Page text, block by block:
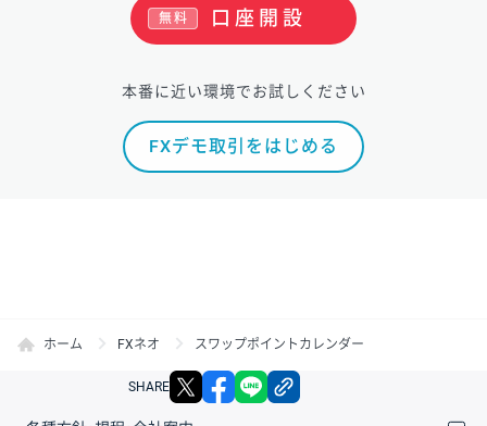
口座開設
無料
本番に近い環境でお試しください
FXデモ取引をはじめる
ホーム FXネオ スワップポイントカレンダー
SHARE X facebook